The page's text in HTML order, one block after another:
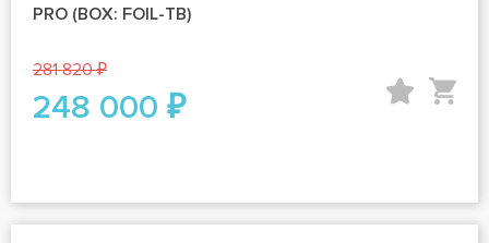
PRO (BOX: FOIL-TB)
281 820 ₽
248 000 ₽